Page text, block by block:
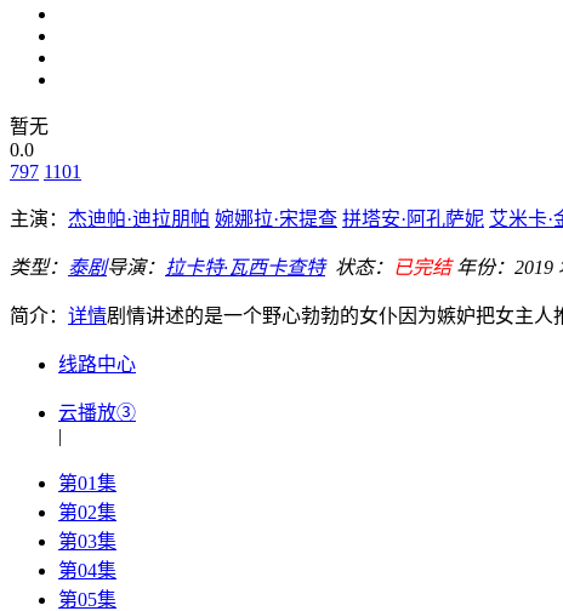
暂无
0.0
797 1101
主演： 杰迪帕·迪拉朋帕 婉娜拉·宋提查 拼塔安·阿孔萨妮 艾米卡·
类型： 泰剧导演： 拉卡特·瓦西卡查特 状态： 已完结 年份： 2019
简介： 详情剧情讲述的是一个野心勃勃的女仆因为嫉妒把女主
线路中心
云播放③
|
第01集
第02集
第03集
第04集
第05集